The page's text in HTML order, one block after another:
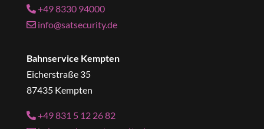
+49 8330 94000
info@satsecurity.de
Bahnservice Kempten
Eicherstraße 35
87435 Kempten
+49 831 5 12 26 82